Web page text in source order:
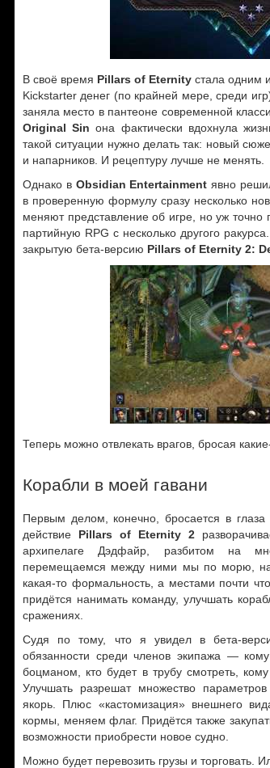
В своё время Pillars of Eternity стала одним
Kickstarter денег (по крайней мере, среди
заняла место в пантеоне современной
Original Sin она фактически вдохнула
такой ситуации нужно делать так: новый
и напарников. И рецептуру лучше не менять.
Однако в Obsidian Entertainment явно
в проверенную формулу сразу несколько
меняют представление об игре, но уж точно
партийную RPG с несколько другого
закрытую бета-версию Pillars of Eternity 2:
Теперь можно отвлекать врагов, бросая
Корабли в моей гавани
Первым делом, конечно, бросается в
действие Pillars of Eternity 2
архипелаге Дэдфайр, разбитом на
перемещаемся между ними мы по морю, на
какая-то формальность, а местами почти
придётся нанимать команду, улучшать
сражениях.
Судя по тому, что я увидел в бета-
обязанности среди членов экипажа —
боцманом, кто будет в трубу смотреть,
Улучшать разрешат множество
якорь. Плюс «кастомизация» внешнего
кормы, меняем флаг. Придётся также
возможности приобрести новое судно.
Можно будет перевозить грузы и торговать.